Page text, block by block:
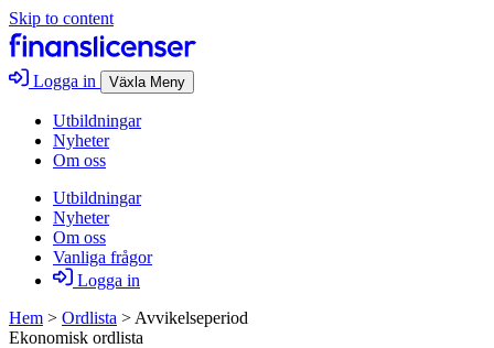
Skip to content
Logga in Växla Meny
Utbildningar
Nyheter
Om oss
Utbildningar
Nyheter
Om oss
Vanliga frågor
Logga in
Hem > Ordlista > Avvikelseperiod
Ekonomisk ordlista